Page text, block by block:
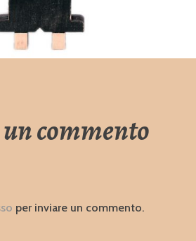
commento
per inviare un commento.